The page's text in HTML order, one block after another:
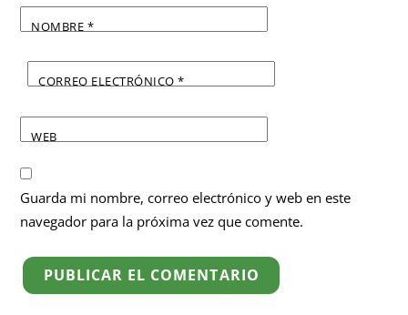
NOMBRE *
CORREO ELECTRÓNICO*
WEB
Guarda mi nombre, correo electrónico y web en este
navegador para la próxima vez que comente.